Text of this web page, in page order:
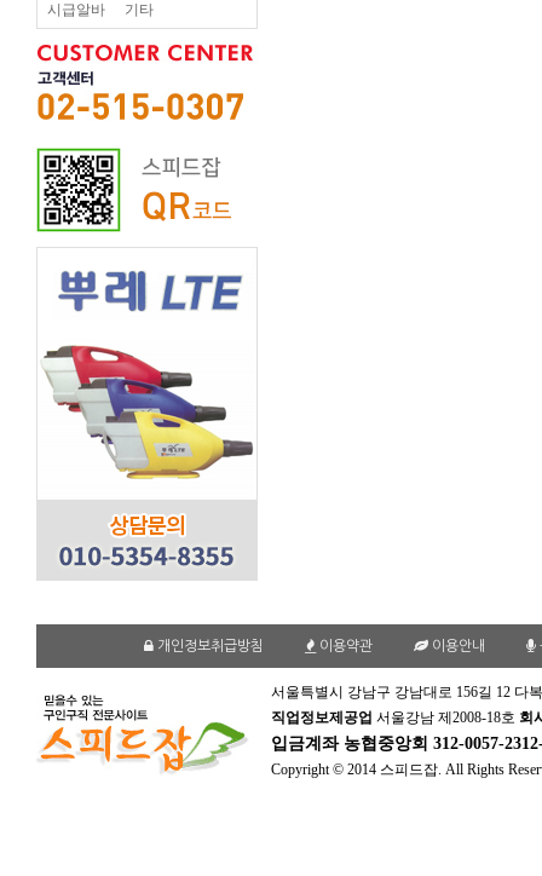
시급알바 기타
개인정보취급방침 이용약관 이용안내
서울특별시 강남구 강남대로 156길 12 다
직업정보제공업 서울강남 제2008-18호 회
입금계좌 농협중앙회 312-0057-
Copyright © 2014 스피드잡. All Rights